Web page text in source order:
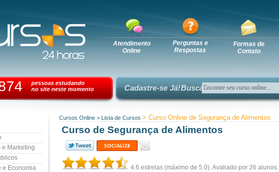
Atendimento
Online
Perguntas e
Respostas
Formas de
Contato
pessoas estudando
no site neste momento
Cadastre-se Já!Busca:
Marketing
e Economia
Cursos Online > Lista de Cursos > Curso Online de Segurança de Alimentos
Curso de Segurança de Alimentos
4.6 estrelas (máximo de 5.0). Avaliado por 26 alunos.